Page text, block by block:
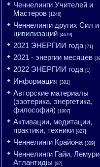
Ченнелинги Учителей и
Мастеров [1246]
Ченнелинги других Сил и
цивилизаций [4679]
2021 ЭНЕРГИИ года [71]
2021 - энергии месяцев
2022 ЭНЕРГИИ года [1]
Информация [381]
Авторские материалы
(эзотерика, энергетика,
философия) [1907]
Активации, медитации,
практики, техники [827]
Ченнелинги Крайона [309]
Ченнелинги Гайи,
Атлантидіы [87]